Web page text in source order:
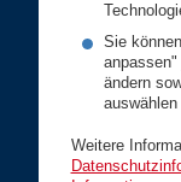
Sie
ändern
Weitere